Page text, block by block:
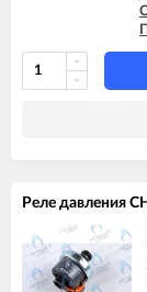
Реле давления